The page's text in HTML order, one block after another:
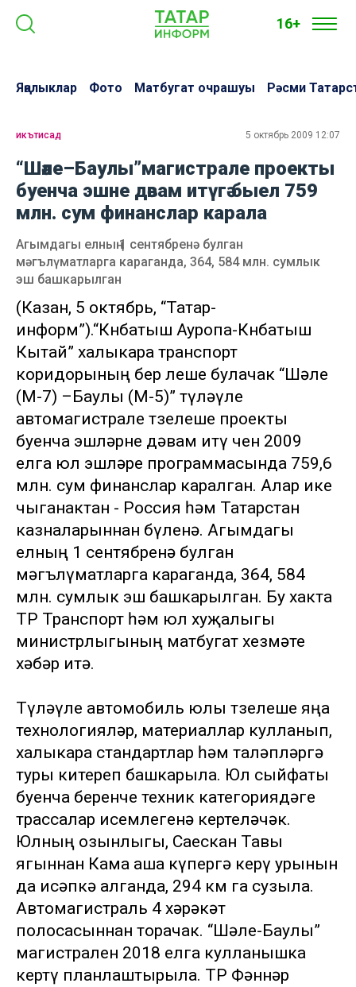
16+
Яңалыклар Фото Матбугат очрашуы Рәсми
икътисад 5 октябрь 2009 12:07
“Шәле–Баулы”магистрале проекты
буенча эшне дәвам итүгә быел 759
млн. сум финанслар карала
Агымдагы елның 1 сентябренә булган
мәгълүматларга караганда, 364, 584 млн. сумлык
эш башкарылган
(Казан, 5 октябрь, “Татар-
информ”).“Көнбатыш Ауропа-Көнбатыш
Кытай” халыкара транспорт
коридорының бер өлеше булачак “Шәле
(М-7) –Баулы (М-5)” түләүле
автомагистрале төзелеше проекты
буенча эшләрне дәвам итү өчен 2009
елга юл эшләре программасында 759,6
млн. сум финанслар каралган. Алар ике
чыганактан - Россия һәм Татарстан
казналарыннан бүленә. Агымдагы
елның 1 сентябренә булган
мәгълүматларга караганда, 364, 584
млн. сумлык эш башкарылган. Бу хакта
ТР Транспорт һәм юл хуҗалыгы
министрлыгының матбугат хезмәте
хәбәр итә.
Түләүле автомобиль юлы төзелеше яңа
технологияләр, материаллар кулланып,
халыкара стандартлар һәм таләпләргә
туры китереп башкарыла. Юл сыйфаты
буенча беренче техник категориядәге
трассалар исемлегенә кертеләчәк.
Юлның озынлыгы, Саескан Тавы
ягыннан Кама аша күпергә керү урынын
да исәпкә алганда, 294 км га сузыла.
Автомагистраль 4 хәрәкәт
полосасыннан торачак. “Шәле-Баулы”
магистрален 2018 елга кулланышка
кертү планлаштырыла. ТР Фәннәр